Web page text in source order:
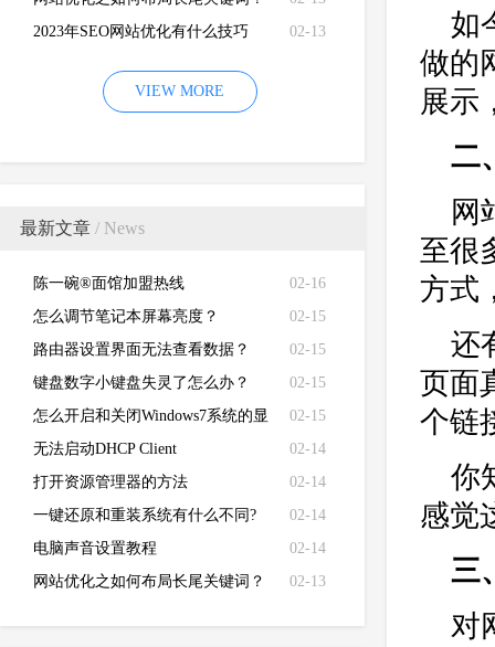
02-13
2023年SEO网站优化有什么技巧
VIEW MORE
最新文章 / News
02-16
陈一碗®面馆加盟热线
02-15
怎么调节笔记本屏幕亮度？
02-15
路由器设置界面无法查看数据？
02-15
键盘数字小键盘失灵了怎么办？
02-15
怎么开启和关闭Windows7系统的显
卡硬件加速功能
02-14
无法启动DHCP Client
02-14
打开资源管理器的方法
02-14
一键还原和重装系统有什么不同?
02-14
电脑声音设置教程
02-13
网站优化之如何布局长尾关键词？
如
做的
展示
二
网
至很
方式
还
页面
个链
你
感觉
三
对